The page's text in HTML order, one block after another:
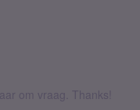
om vraag. Thanks!